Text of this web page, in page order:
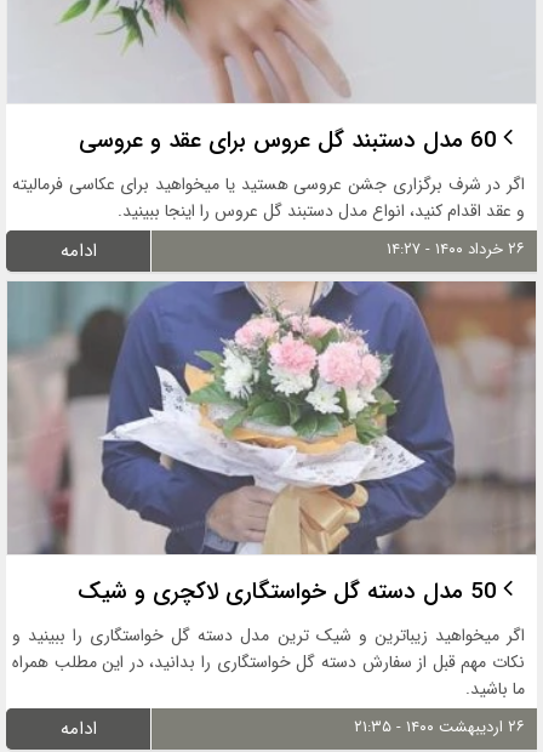
60 مدل دستبند گل عروس برای عقد و عروسی
اگر در شرف برگزاری جشن عروسی هستید یا میخواهید برای عکاسی فرمالیته
و عقد اقدام کنید، انواع مدل دستبند گل عروس را اینجا ببینید.
۲۶ خرداد ۱۴۰۰ - ۱۴:۲۷ ادامه
50 مدل دسته گل خواستگاری لاکچری و شیک
اگر میخواهید زیباترین و شیک ترین مدل دسته گل خواستگاری را ببینید و
نکات مهم قبل از سفارش دسته گل خواستگاری را بدانید، در این مطلب همراه
ما باشید.
۲۶ اردیبهشت ۱۴۰۰ - ۲۱:۳۵ ادامه